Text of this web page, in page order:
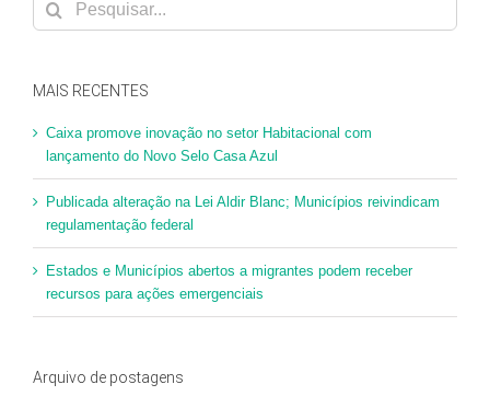
resultados
MAIS RECENTES
Caixa promove inovação no setor Habitacional com
lançamento do Novo Selo Casa Azul
Publicada alteração na Lei Aldir Blanc; Municípios reivindicam
regulamentação federal
Estados e Municípios abertos a migrantes podem receber
recursos para ações emergenciais
Arquivo de postagens